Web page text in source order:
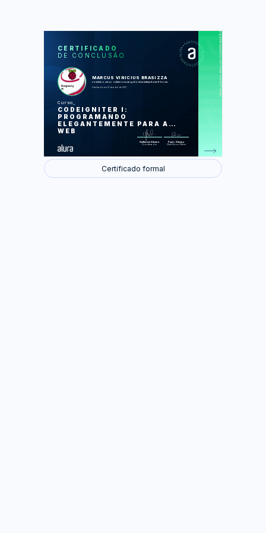
CERTIFICADO
DE CONCLUSÃO
MARCUS VINICIUS BRASIZZA
concluiu o curso online com carga horária estimada em 8 horas.
Finalizado em 21 de abril de 2017
Curso
CODEIGNITER I:
PROGRAMANDO
ELEGANTEMENTE PARA A
WEB
Guilherme Silveira
Coordenador
Paulo Silveira
Chief Vision Officer
LAS
Introdução ao Code Igniter
Conectando no Banco de Dados
Adicionando usuários
Certificado formal